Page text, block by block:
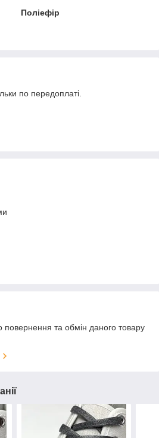
Поліефір
по передоплаті.
та обмін даного товару